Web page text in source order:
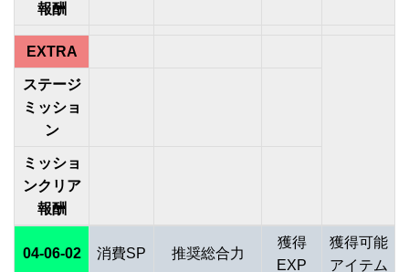
報酬
EXTRA
ステージ
ミッショ
ン
ミッショ
ンクリア
報酬
04-06-02 消費SP 推奨総合力
獲得
EXP
獲得可能
アイテム